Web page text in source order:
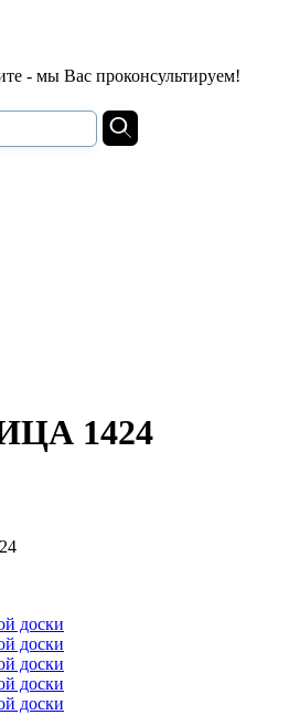
- мы Вас проконсультируем!
1424